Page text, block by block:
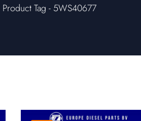
Product Tag - 5WS40677